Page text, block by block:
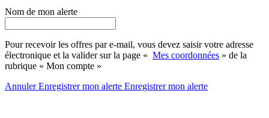
Nom de mon alerte
Pour recevoir les offres par e-mail, vous devez saisir votre adresse
électronique et la valider sur la page « Mes coordonnées » de la
rubrique « Mon compte »
AnnulerEnregistrer mon alerte Enregistrermon alerte